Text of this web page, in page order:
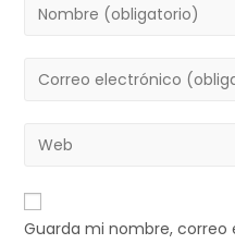
Guarda mi nombre,